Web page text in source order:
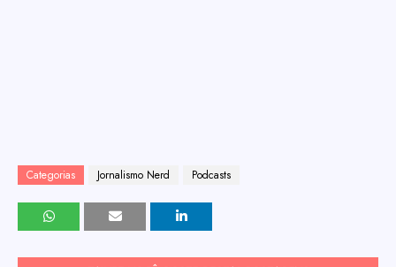
Categorias Jornalismo Nerd Podcasts